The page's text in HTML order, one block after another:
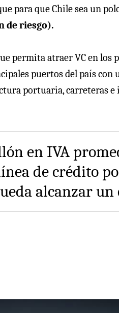
para que Chile sea un
de riesgo).
permita atraer VC en los
puertos del país
portuaria, carreteras e
en IVA
de crédito
alcanzar